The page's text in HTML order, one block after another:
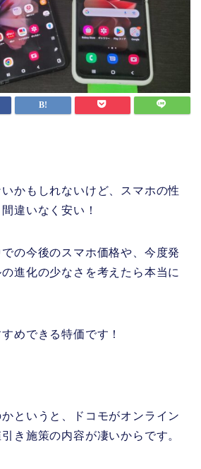
かもしれないけど、スマホの性
違いなく安い！
の今後のスマホ価格や、今度発
進化の少なさを考えたら本当に
めできる特価です！
というと、ドコモがオンライン
き施策の内容が凄いからです。